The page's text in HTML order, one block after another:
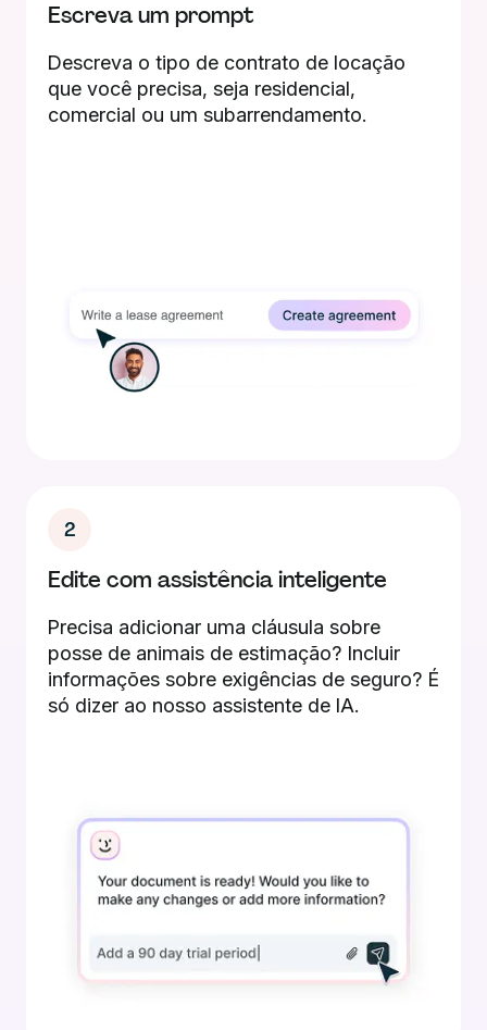
Escreva um prompt
Descreva o tipo de contrato de locação
que você precisa, seja residencial,
comercial ou um subarrendamento.
2
Edite com assistência inteligente
Precisa adicionar uma cláusula sobre
posse de animais de estimação? Incluir
informações sobre exigências de seguro? É
só dizer ao nosso assistente de IA.